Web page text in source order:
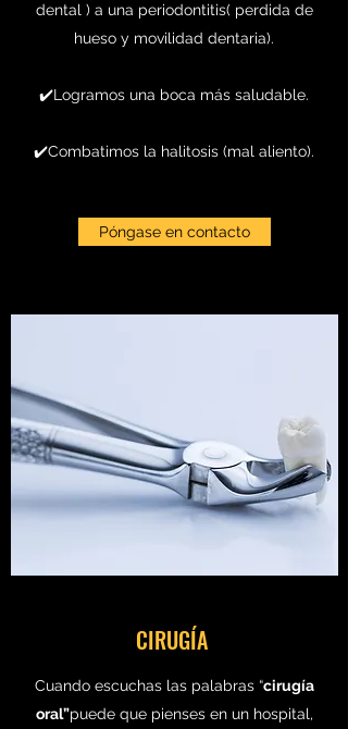
dental ) a una periodontitis( perdida de
hueso y movilidad dentaria).
✔️Logramos una boca más saludable.
✔️Combatimos la halitosis (mal aliento).
CIRUGÍA
Cuando escuchas las palabras “cirugía
oral”puede que pienses en un hospital,
Póngase en contacto